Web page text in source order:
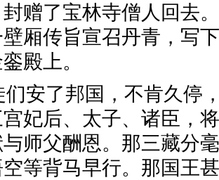
赠了宝林寺僧人回去
厢传旨宣召丹青，写
銮殿上。
们安了邦国，不肯久停
妃后、太子、诸臣，
师父酬恩。那三藏分
等背马早行。那国王